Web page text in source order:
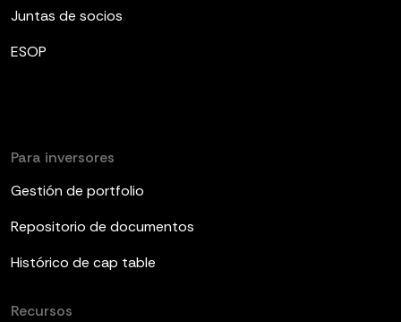
Juntas de socios
ESOP
Para inversores
Gestión de portfolio
Repositorio de documentos
Histórico de cap table
Recursos